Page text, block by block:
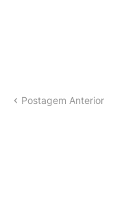
Postagem Anterior